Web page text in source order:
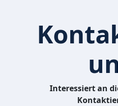
Interessiert an